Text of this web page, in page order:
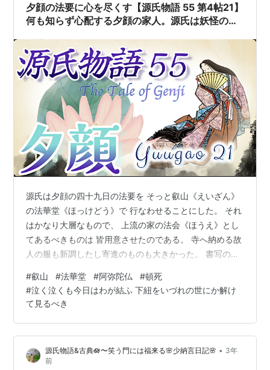
夕顔の法要に心を尽くす【源氏物語 55 第4帖21】
何も知らず心配する夕顔の家人。源氏は妖怪の女
源氏は夕顔の四十九日の法要を そっと叡山《えいざん》
の法華堂《ほっけどう》で 行なわせることにした。 それ
はかなり大層なもので、 上流の家の法会《ほうえ》とし
てあるべきものは 皆用意させたのである。 寺へ納める故
人の服も新調したし寄進のものも大きかった。 書写の経
た。 惟光《これみつ》の兄の阿闍梨《あじゃり》は 人格
者だといわれている僧で、その人が皆引き受けてしたの
である。 源氏の詩文の師をしている 親しい某｜文章博士
《もんじょうはかせ》を呼んで 源氏は故人を仏に頼む願
は現わさずに、 死んだ愛…
#叡山 #法華堂 #阿弥陀仏 #頓死
#泣く泣くも今日はわが結ふ 下紐をいづれの世にか解け
て見るべき
源氏物語&古典🪷〜笑う門には福来る🌸少納言日記🌸 • 3年
前